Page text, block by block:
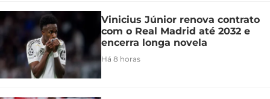
Vinicius Júnior renova contrato
com o Real Madrid até 2032 e
encerra longa novela
Há 8 horas